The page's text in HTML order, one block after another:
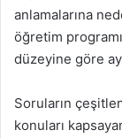
anlamalarına
öğretim
düzeyine göre
Soruların
konuları